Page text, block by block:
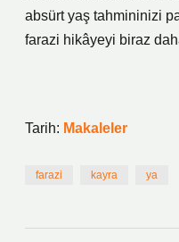
absürt yaş tahmininizi
farazi hikâyeyi biraz
Tarih: Makaleler
farazi kayra ya